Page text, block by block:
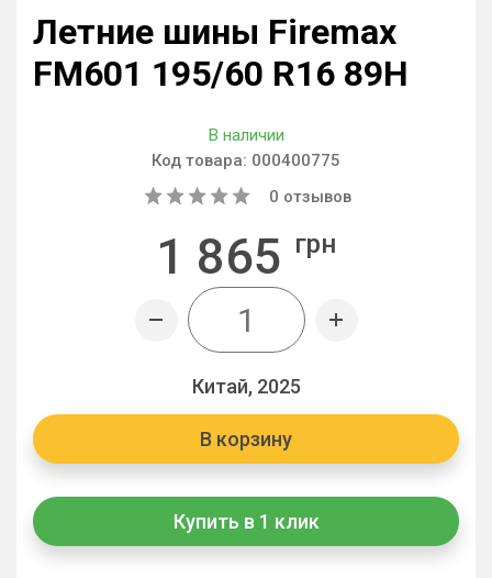
Летние шины Firemax
FM601 195/60 R16 89H
В наличии
Код товара: 000400775
0 отзывов
1 865 грн
Китай, 2025
В корзину
Купить в 1 клик